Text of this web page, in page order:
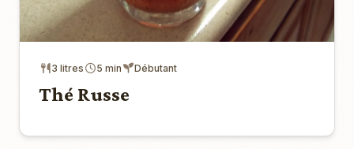
3 litres 5 min Débutant
Thé Russe